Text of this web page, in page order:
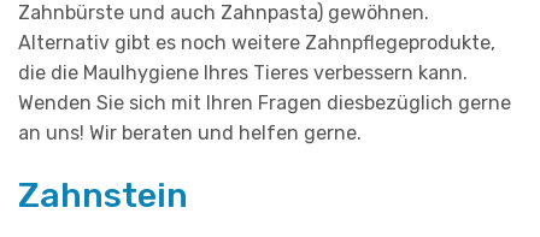
Zahnbürste und auch Zahnpasta) gewöhnen.
Alternativ gibt es noch weitere Zahnpflegeprodukte,
die die Maulhygiene Ihres Tieres verbessern kann.
Wenden Sie sich mit Ihren Fragen diesbezüglich gerne
an uns! Wir beraten und helfen gerne.
Zahnstein